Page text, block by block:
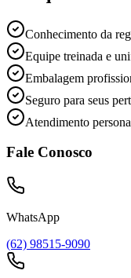
Conhecimento da
Equipe treinada e
Embalagem
Seguro para seus
Atendimento
Fale Conosco
WhatsApp
(62) 98515-9090